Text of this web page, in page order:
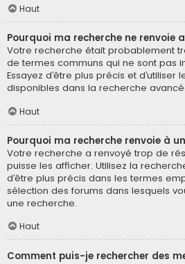
Haut
Pourquoi ma recherche ne renvoie
Votre recherche était probablement
de termes communs qui ne sont pas
Essayez d’être plus précis et d’utiliser
disponibles dans la recherche
Haut
Pourquoi ma recherche renvoie à
Votre recherche a renvoyé trop de
puisse les afficher. Utilisez la
d’être plus précis dans les termes
sélection des forums dans lesquels
une recherche.
Haut
Comment puis-je rechercher des